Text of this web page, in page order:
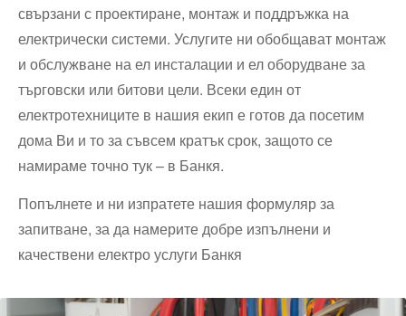
свързани с проектиране, монтаж и поддръжка на
електрически системи. Услугите ни обобщават монтаж
и обслужване на ел инсталации и ел оборудване за
търговски или битови цели. Всеки един от
електротехниците в нашия екип е готов да посетим
дома Ви и то за съвсем кратък срок, защото се
намираме точно тук – в Банкя.
Попълнете и ни изпратете нашия формуляр за
запитване, за да намерите добре изпълнени и
качествени електро услуги Банкя